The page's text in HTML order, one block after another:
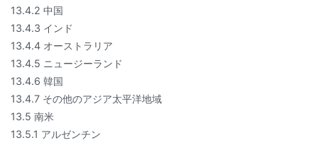
13.4.2 中国
13.4.3 インド
13.4.4 オーストラリア
13.4.5 ニュージーランド
13.4.6 韓国
13.4.7 その他のアジア太平洋地域
13.5 南米
13.5.1 アルゼンチン